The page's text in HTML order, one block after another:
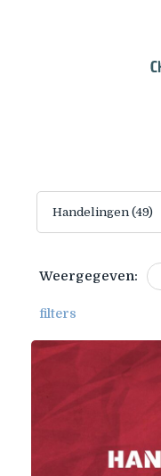
Weergegeven:
filters